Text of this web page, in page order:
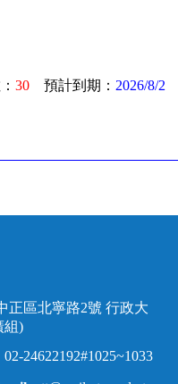
30 預計到期： 2026/8/2
正區北寧路2號 行政大
組)
02-24622192#1025~1033